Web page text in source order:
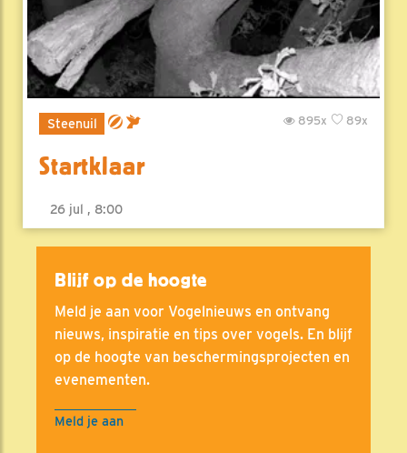
Steenuil 89x
895x
Startklaar
26 jul , 8:00
Blijf op de hoogte
Meld je aan voor Vogelnieuws en ontvang
nieuws, inspiratie en tips over vogels. En blijf
op de hoogte van beschermingsprojecten en
evenementen.
Meld je aan